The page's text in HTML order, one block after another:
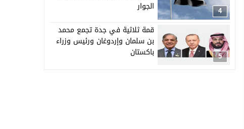
4
الجوار
5
قمة ثلاثية في جدة تجمع محمد
بن سلمان وإردوغان ورئيس وزراء
باكستان